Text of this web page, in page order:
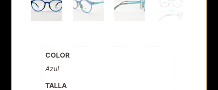
COLOR
Azul
TALLA